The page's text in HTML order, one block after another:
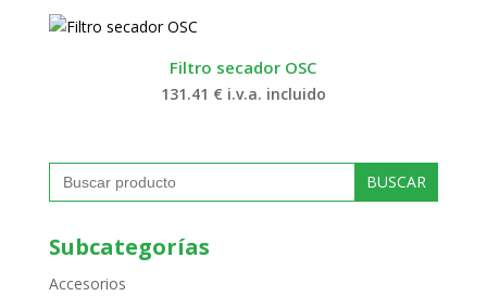
Filtro secador OSC
131.41 € i.v.a. incluido
Buscar:
Subcategorías
Accesorios